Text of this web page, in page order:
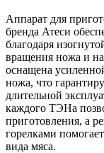
Аппарат для
бренда Атеси
благодаря
вращения ножа и
оснащена
ножа, что
длительной
каждого ТЭНа
приготовления, а
горелками
вида мяса.